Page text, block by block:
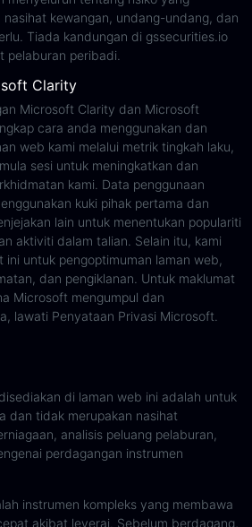
kewangan, undang-undang, dan
Tiada kandungan di gssecurities.io
pelaburan peribadi.
Clarity
Microsoft Clarity dan Microsoft
cara anda menggunakan dan
web kami melalui metrik tingkah laku,
sesi untuk meningkatkan dan
kami. Data penggunaan
kuki pihak pertama dan
lain untuk menentukan populariti
aktiviti dalam talian. Selain itu, kami
ini untuk pengoptimuman laman web,
dan pengiklanan. Untuk maklumat
Microsoft mengumpul dan
lawati Penyataan Privasi Microsoft.
di laman web ini adalah untuk
dan tidak merupakan nasihat
analisis peluang pelaburan,
perdagangan instrumen
instrumen kompleks yang membawa
akibat leveraj. Sebelum berdagang,